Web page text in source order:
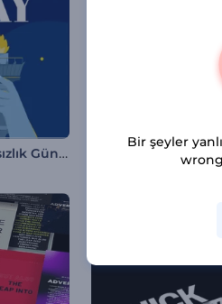
ABD Bağımsızlık Günü Animasyonları Canlı Ramazan
Bir şeyler